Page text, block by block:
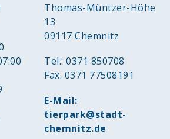
Thomas-Müntzer-Höhe
13
09117 Chemnitz
Tel.: 0371 850708
Fax: 0371 77508191
E-Mail:
tierpark@stadt-
chemnitz.de